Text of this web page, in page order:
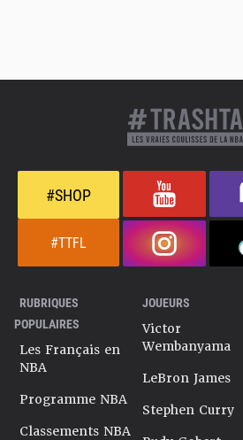
#SHOP
#TTFL
RUBRIQUES
POPULAIRES
Les Français en
NBA
Programme NBA
Classements NBA
JOUEURS
Victor
Wembanyama
LeBron James
Stephen Curry